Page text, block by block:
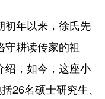
年以来，徐氏先
守耕读传家的祖
绍，如今，这座小
26名硕士研究生、